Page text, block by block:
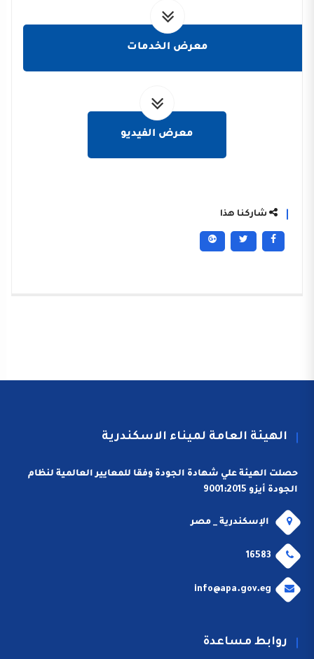
معرض الخدمات
معرض الفيديو
شاركنا هذا
الهيئة العامة لميناء الاسكندرية
حصلت الهيئة علي شهادة الجودة وفقا للمعايير العالمية لنظام
الجودة أيزو 9001:2015
الإسكندرية _ مصر
16583
info@apa.gov.eg
روابط مساعدة